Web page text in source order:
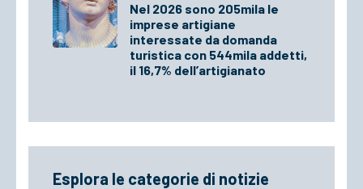
Nel 2026 sono 205mila le
imprese artigiane
interessate da domanda
turistica con 544mila addetti,
il 16,7% dell’artigianato
Esplora le categorie di notizie